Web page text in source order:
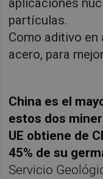
aplicaciones
partículas.
Como aditivo en
acero, para
China es el
estos dos
UE obtiene de
45% de su
Servicio